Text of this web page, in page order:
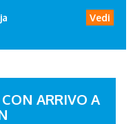
Vedi
ARRIVO A